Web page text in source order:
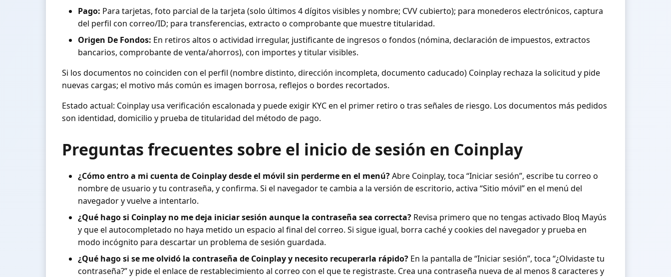
Pago: Para tarjetas, foto parcial de la tarjeta (solo últimos 4 dígitos visibles y nombre; CVV cubierto); para monederos electrónicos, captura
del perfil con correo/ID; para transferencias, extracto o comprobante que muestre titularidad.
Origen De Fondos: En retiros altos o actividad irregular, justificante de ingresos o fondos (nómina, declaración de impuestos, extractos
bancarios, comprobante de venta/ahorros), con importes y titular visibles.
Si los documentos no coinciden con el perfil (nombre distinto, dirección incompleta, documento caducado) Coinplay rechaza la solicitud y pide
nuevas cargas; el motivo más común es imagen borrosa, reflejos o bordes recortados.
Estado actual: Coinplay usa verificación escalonada y puede exigir KYC en el primer retiro o tras señales de riesgo. Los documentos más pedidos
son identidad, domicilio y prueba de titularidad del método de pago.
Preguntas frecuentes sobre el inicio de sesión en Coinplay
¿Cómo entro a mi cuenta de Coinplay desde el móvil sin perderme en el menú?Abre Coinplay, toca “Iniciar sesión”, escribe tu correo o
nombre de usuario y tu contraseña, y confirma. Si el navegador te cambia a la versión de escritorio, activa “Sitio móvil” en el menú del
navegador y vuelve a intentarlo.
¿Qué hago si Coinplay no me deja iniciar sesión aunque la contraseña sea correcta? Revisa primero que no tengas activado Bloq Mayús
y que el autocompletado no haya metido un espacio al final del correo. Si sigue igual, borra caché y cookies del navegador y prueba en
modo incógnito para descartar un problema de sesión guardada.
¿Qué hago si se me olvidó la contraseña de Coinplay y necesito recuperarla rápido? En la pantalla de “Iniciar sesión”, toca “¿Olvidaste tu
contraseña?” y pide el enlace de restablecimiento al correo con el que te registraste. Crea una contraseña nueva de al menos 8 caracteres y